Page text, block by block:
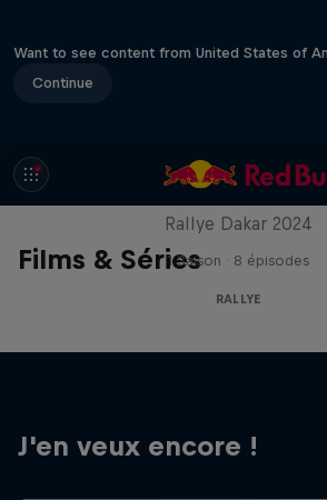
Want to see content from United States of
Continue
Films & Séries
In the Dust
Rallye Dakar 2024
1 Saison · 8 épisodes
RALLYE
J'en veux encore !